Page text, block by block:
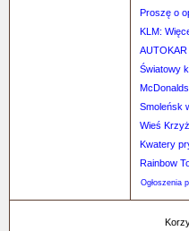
Proszę o
KLM:
Światowy
Smoleńsk
Wieś
Kwatery
Rainbow
Ogłoszenia